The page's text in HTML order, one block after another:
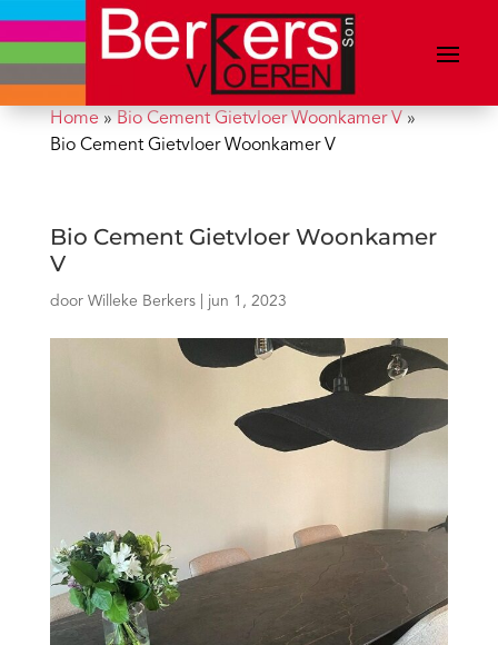
Home» Bio Cement Gietvloer Woonkamer V »
Bio Cement Gietvloer Woonkamer V
Bio Cement Gietvloer Woonkamer
V
door Willeke Berkers| jun 1, 2023